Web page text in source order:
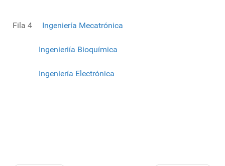
Fila 4 Ingeniería Mecatrónica
Ingenieriía Bioquímica
Ingeniería Electrónica